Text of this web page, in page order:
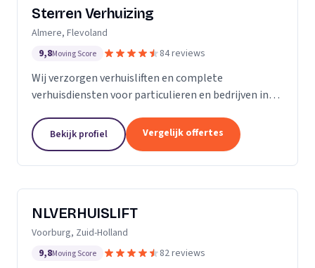
Sterren Verhuizing
Almere, Flevoland
9,8Moving Score 84 reviews
Wij verzorgen verhuisliften en complete
verhuisdiensten voor particulieren en bedrijven in
Bekijk profiel Vergelijk offertes
NLVERHUISLIFT
Voorburg, Zuid-Holland
9,8Moving Score 82 reviews